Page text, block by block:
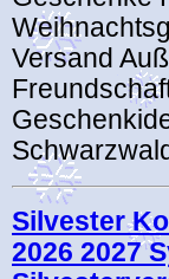
Versand
Silvester
2026 2027